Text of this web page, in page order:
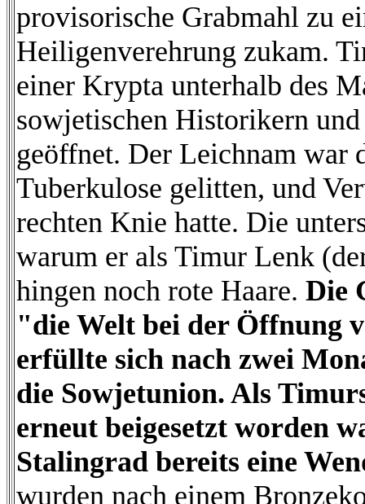
provisorische Grabmahl zu
Heiligenverehrung zukam.
einer Krypta unterhalb des
sowjetischen Historikern
geöffnet. Der Leichnam war
Tuberkulose gelitten, und
rechten Knie hatte. Die
warum er als Timur Lenk
hingen noch rote Haare. Die
"die Welt bei der Öffnung
erfüllte sich nach zwei
die Sowjetunion. Als
erneut beigesetzt worden
Stalingrad bereits eine
wurden nach einem